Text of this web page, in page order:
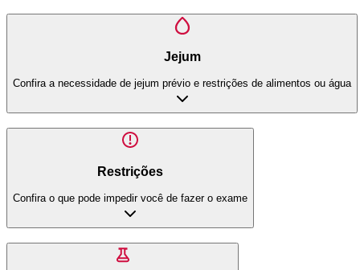
Jejum
Confira a necessidade de jejum prévio e restrições de alimentos ou água
Restrições
Confira o que pode impedir você de fazer o exame